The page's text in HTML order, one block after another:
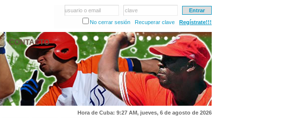
usuario o email
clave
No cerrar sesión
Recuperar clave Regístrate!!!
CONTACTO
Hora de Cuba: 9:27 AM, jueves, 6 de agosto de 2026